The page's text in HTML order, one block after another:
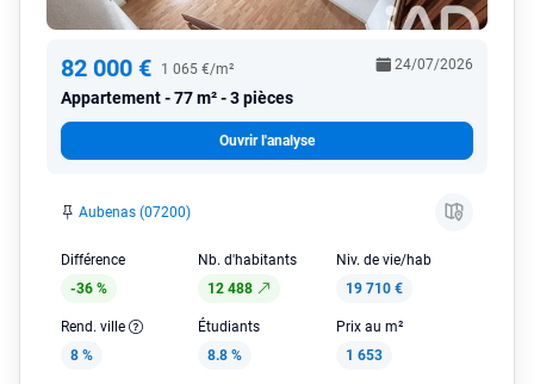
82 000 € 1 065 €/m²
Appartement 77 m² - 3 pièces
24/07/2026
Ouvrir l'analyse
Aubenas (07200)
Différence
-36 %
Nb. d'habitants
12 488
Niv. de vie/hab
19 710 €
Rend. ville
8 %
Étudiants
8.8 %
Prix au m²
1 653